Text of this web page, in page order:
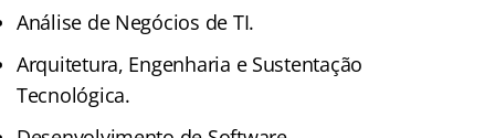
Análise de Negócios de TI.
Arquitetura, Engenharia e Sustentação
Tecnológica.